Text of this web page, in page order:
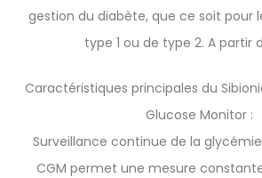
gestion du diabète, que ce soit pour
type 1 ou de type 2. A partir
Caractéristiques principales du
Glucose Monitor :
Surveillance continue de la glycémie
CGM permet une mesure